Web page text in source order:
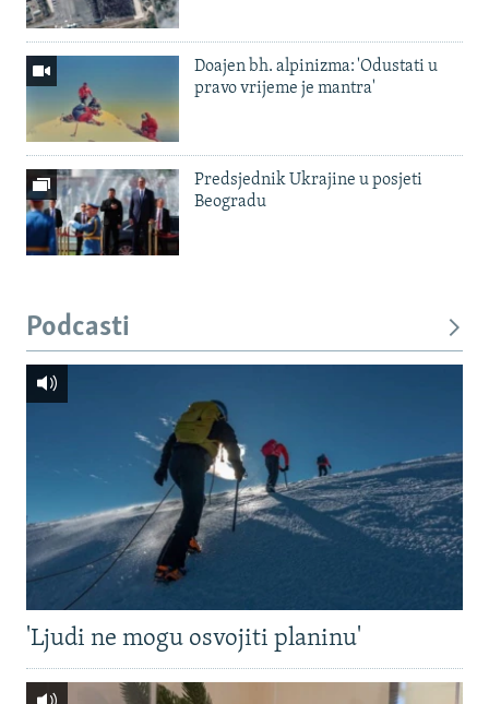
Doajen bh. alpinizma: 'Odustati u
pravo vrijeme je mantra'
Predsjednik Ukrajine u posjeti
Beogradu
Podcasti
'Ljudi ne mogu osvojiti planinu'